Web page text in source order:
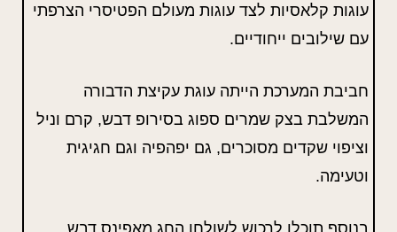
עוגות קלאסיות לצד עוגות מעולם הפטיסרי הצרפתי
עם שילובים ייחודיים.
חביבת המערכת הייתה עוגת עקיצת הדבורה
המשלבת בצק שמרים ספוג בסירופ דבש, קרם וניל
וציפוי שקדים מסוכרים, גם יפהפיה וגם חגיגית
וטעימה.
בנוסף תוכלו לרכוש לשולחן החג מאפינס דבש